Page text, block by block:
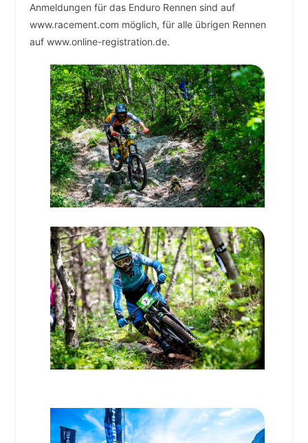
Anmeldungen für das Enduro Rennen sind auf
www.racement.com möglich, für alle übrigen Rennen
auf www.online-registration.de.